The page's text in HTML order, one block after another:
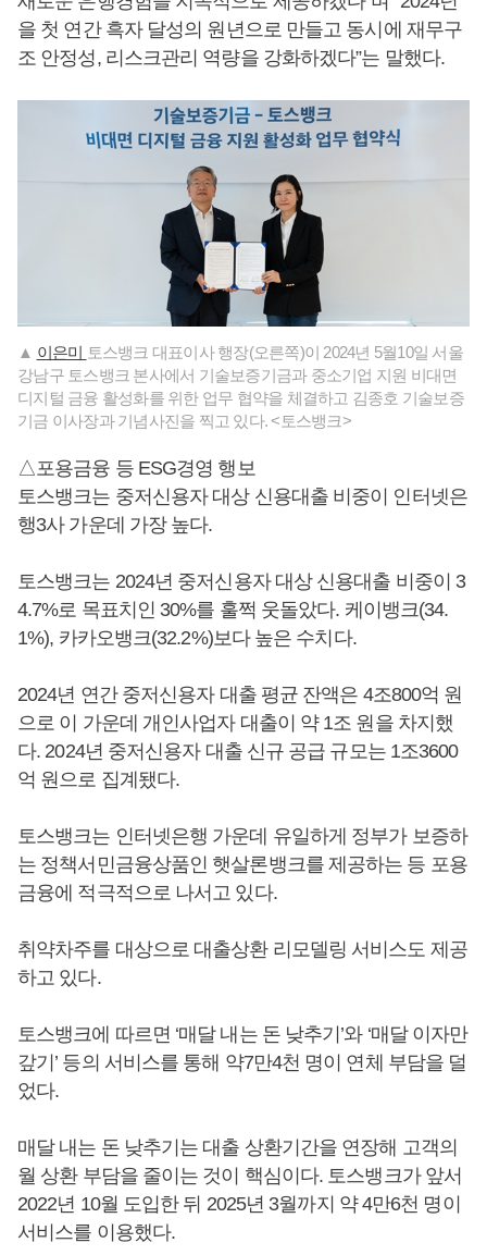
을 첫 연간 흑자 달성의 원년으로 만들고 동시에 재무구
조 안정성, 리스크관리 역량을 강화하겠다”는 말했다.
▲ 이은미 토스뱅크 대표이사 행장(오른쪽)이 2024년 5월10일 서울
강남구 토스뱅크 본사에서 기술보증기금과 중소기업 지원 비대면
디지털 금융 활성화를 위한 업무 협약을 체결하고 김종호 기술보증
기금 이사장과 기념사진을 찍고 있다. <토스뱅크>
△포용금융 등 ESG경영 행보
토스뱅크는 중저신용자 대상 신용대출 비중이 인터넷은
행3사 가운데 가장 높다.
토스뱅크는 2024년 중저신용자 대상 신용대출 비중이 3
4.7%로 목표치인 30%를 훌쩍 웃돌았다. 케이뱅크(34.
1%), 카카오뱅크(32.2%)보다 높은 수치다.
2024년 연간 중저신용자 대출 평균 잔액은 4조800억 원
으로 이 가운데 개인사업자 대출이 약 1조 원을 차지했
다. 2024년 중저신용자 대출 신규 공급 규모는 1조3600
억 원으로 집계됐다.
토스뱅크는 인터넷은행 가운데 유일하게 정부가 보증하
는 정책서민금융상품인 햇살론뱅크를 제공하는 등 포용
금융에 적극적으로 나서고 있다.
취약차주를 대상으로 대출상환 리모델링 서비스도 제공
하고 있다.
토스뱅크에 따르면 ‘매달 내는 돈 낮추기’와 ‘매달 이자만
갚기’ 등의 서비스를 통해 약7만4천 명이 연체 부담을 덜
었다.
매달 내는 돈 낮추기는 대출 상환기간을 연장해 고객의
월 상환 부담을 줄이는 것이 핵심이다. 토스뱅크가 앞서
2022년 10월 도입한 뒤 2025년 3월까지 약 4만6천 명이
서비스를 이용했다.